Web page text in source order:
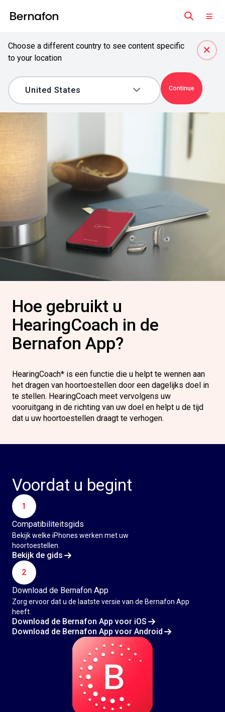
Choose a different country to see content specific
to your location
Continue
Hoe gebruikt u
HearingCoach in de
Bernafon App?
HearingCoach* is een functie die u helpt te wennen aan
het dragen van hoortoestellen door een dagelijks doel in
te stellen. HearingCoach meet vervolgens uw
vooruitgang in de richting van uw doel en helpt u de tijd
dat u uw hoortoestellen draagt te verhogen.
Voordat u begint
1
Compatibiliteitsgids
Bekijk welke iPhones werken met uw
hoortoestellen.
Bekijk de gids
2
Download de Bernafon App
Zorg ervoor dat u de laatste versie van de Bernafon App
heeft.
Download de Bernafon App voor iOS
Download de Bernafon App voor Android